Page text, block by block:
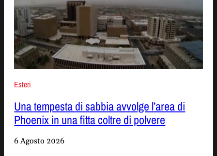
Esteri
Una tempesta di sabbia avvolge l’area di
Phoenix in una fitta coltre di polvere
6 Agosto 2026